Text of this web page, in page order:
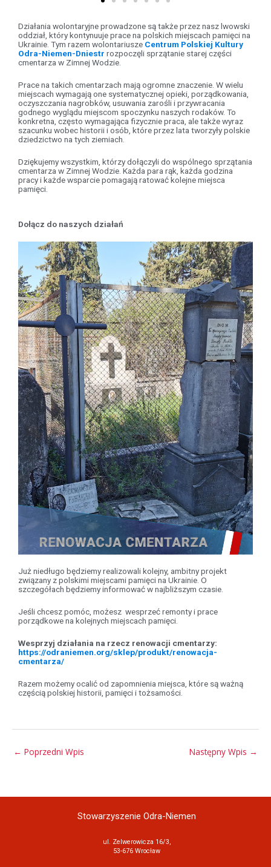
Działania wolontaryjne prowadzone są także przez nasz lwowski
oddział, który kontynuuje prace na polskich miejscach pamięci na
Ukrainie. Tym razem wolontariusze Centrum Polskiej Kultury
Odra-Niemen-Dniestr rozpoczęli sprzątanie starej części
cmentarza w Zimnej Wodzie.
Prace na takich cmentarzach mają ogromne znaczenie. W wielu
miejscach wymagają one systematycznej opieki, porządkowania,
oczyszczania nagrobków, usuwania zarośli i przywracania
godnego wyglądu miejscom spoczynku naszych rodaków. To
konkretna, często wymagająca fizycznie praca, ale także wyraz
szacunku wobec historii i osób, które przez lata tworzyły polskie
dziedzictwo na tych ziemiach.
Dziękujemy wszystkim, którzy dołączyli do wspólnego sprzątania
cmentarza w Zimnej Wodzie. Każda para rąk, każda godzina
pracy i każde wsparcie pomagają ratować kolejne miejsca
pamięci.
Dołącz do naszych działań
Już niedługo będziemy realizowali kolejny, ambitny projekt
związany z polskimi miejscami pamięci na Ukrainie. O
szczegółach będziemy informować w najbliższym czasie.
Jeśli chcesz pomóc, możesz wesprzeć remonty i prace
porządkowe na kolejnych miejscach pamięci.
Wesprzyj działania na rzecz renowacji cmentarzy:
https://odraniemen.org/sklep/produkt/renowacja-
cmentarza/
Razem możemy ocalić od zapomnienia miejsca, które są ważną
częścią polskiej historii, pamięci i tożsamości.
← Poprzedni Wpis Następny Wpis →
Stowarzyszenie Odra-Niemen
ul. Zelwerowicza 16/3,
53-676 Wrocław